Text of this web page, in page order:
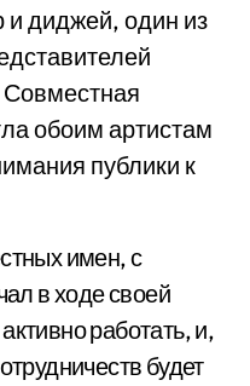
диджей, один из
обоим артистам
публики к
имен, с
в ходе своей
работать, и,
будет